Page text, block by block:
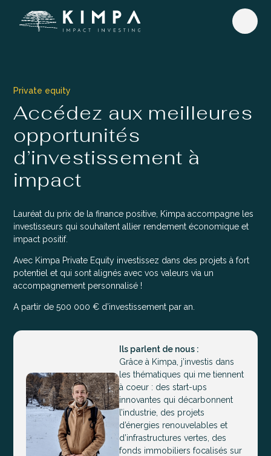
Private equity
Accédez aux meilleures
opportunités
d’investissement à
impact
Lauréat du prix de la finance positive, Kimpa accompagne les
investisseurs qui souhaitent allier rendement économique et
impact positif.
Avec Kimpa Private Equity investissez dans des projets à fort
potentiel et qui sont alignés avec vos valeurs via un
accompagnement personnalisé !
A partir de 500 000 € d’investissement par an.
Ils parlent de nous :
Grâce à Kimpa, j’investis dans
les thématiques qui me tiennent
à coeur : des start-ups
innovantes qui décarbonnent
l’industrie, des projets
d’énergies renouvelables et
d’infrastructures vertes, des
fonds immobiliers focalisés sur